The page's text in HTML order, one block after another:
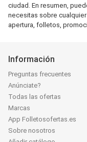
ciudad. En resumen,
necesitas sobre
apertura, folletos,
Información
Preguntas frecuentes
Anúnciate?
Todas las ofertas
Marcas
App Folletosofertas.es
Sobre nosotros